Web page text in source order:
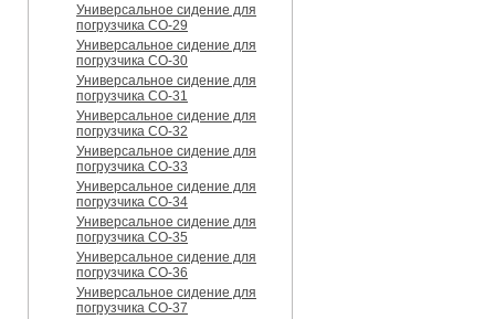
Универсальное сидение для
погрузчика CO-29
Универсальное сидение для
погрузчика CO-30
Универсальное сидение для
погрузчика CO-31
Универсальное сидение для
погрузчика CO-32
Универсальное сидение для
погрузчика CO-33
Универсальное сидение для
погрузчика CO-34
Универсальное сидение для
погрузчика CO-35
Универсальное сидение для
погрузчика CO-36
Универсальное сидение для
погрузчика CO-37